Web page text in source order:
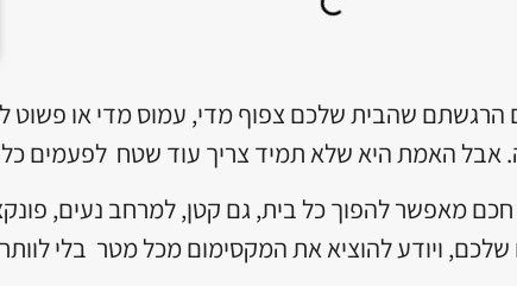
שהבית שלכם צפוף מדי, עמוס מדי או פשוט
אבל האמת היא שלא תמיד צריך עוד שטח לפעמים
חכם מאפשר להפוך כל בית, גם קטן, למרחב נעים,
שלכם, ויודע להוציא את המקסימום מכל מטר בלי לוותר